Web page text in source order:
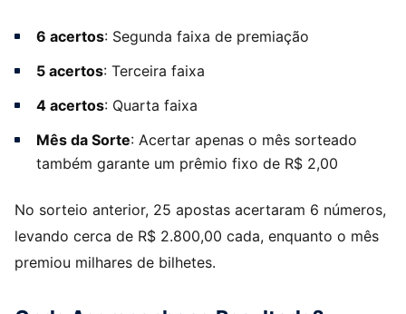
6 acertos: Segunda faixa de premiação
5 acertos: Terceira faixa
4 acertos: Quarta faixa
Mês da Sorte: Acertar apenas o mês sorteado
também garante um prêmio fixo de R$ 2,00
No sorteio anterior, 25 apostas acertaram 6 números,
levando cerca de R$ 2.800,00 cada, enquanto o mês
premiou milhares de bilhetes.